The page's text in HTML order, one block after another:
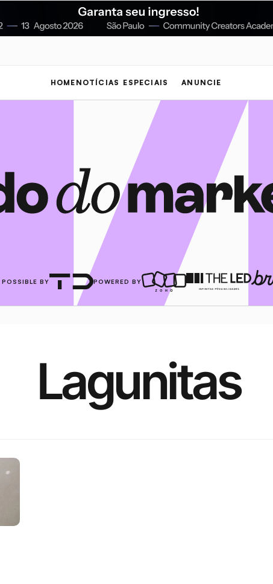
HOME NOTÍCIAS ESPECIAIS ANUNCIE
POSSIBLE BY POWERED BY
Lagunitas